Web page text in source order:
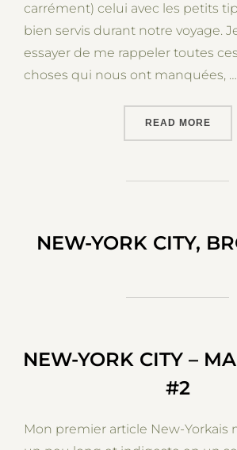
carrément) celui avec les petits
bien servis durant notre voyage.
essayer de me rappeler toutes
choses qui nous ont manquées, …
READ MORE
NEW-YORK CITY,
NEW-YORK CITY –
#2
Mon premier article New-Yorkais